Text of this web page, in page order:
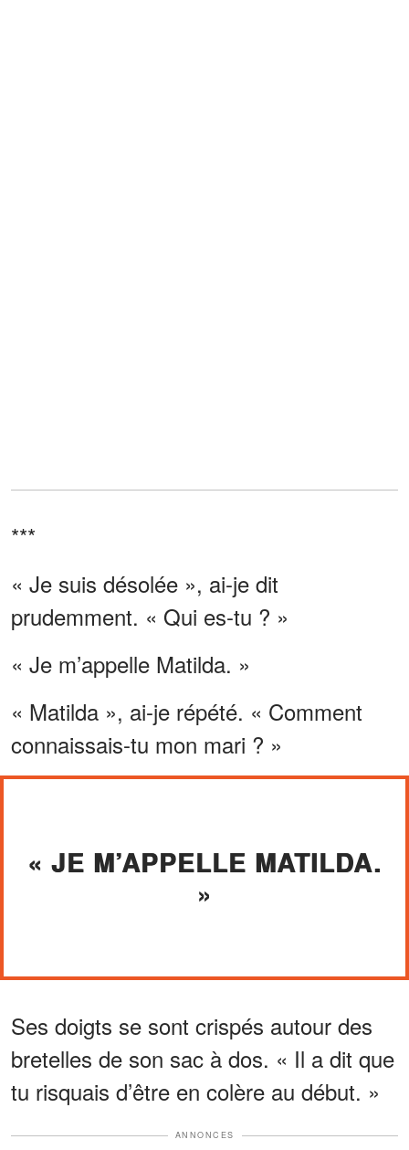
***
« Je suis désolée », ai-je dit
prudemment. « Qui es-tu ? »
« Je m’appelle Matilda. »
« Matilda », ai-je répété. « Comment
connaissais-tu mon mari ? »
« JE M’APPELLE MATILDA.
»
Ses doigts se sont crispés autour des
bretelles de son sac à dos. « Il a dit que
tu risquais d’être en colère au début. »
ANNONCES